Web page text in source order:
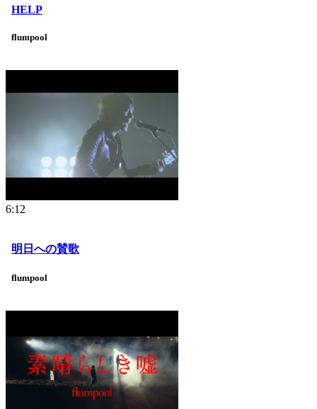
HELP
flumpool
6:12
明日への賛歌
flumpool